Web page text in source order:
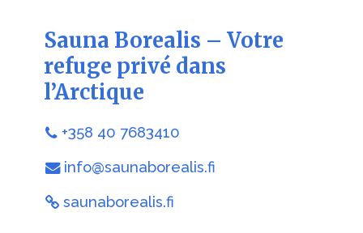
Sauna Borealis – Votre
refuge privé dans
l’Arctique
+358 40 7683410
info@saunaborealis.fi
saunaborealis.fi